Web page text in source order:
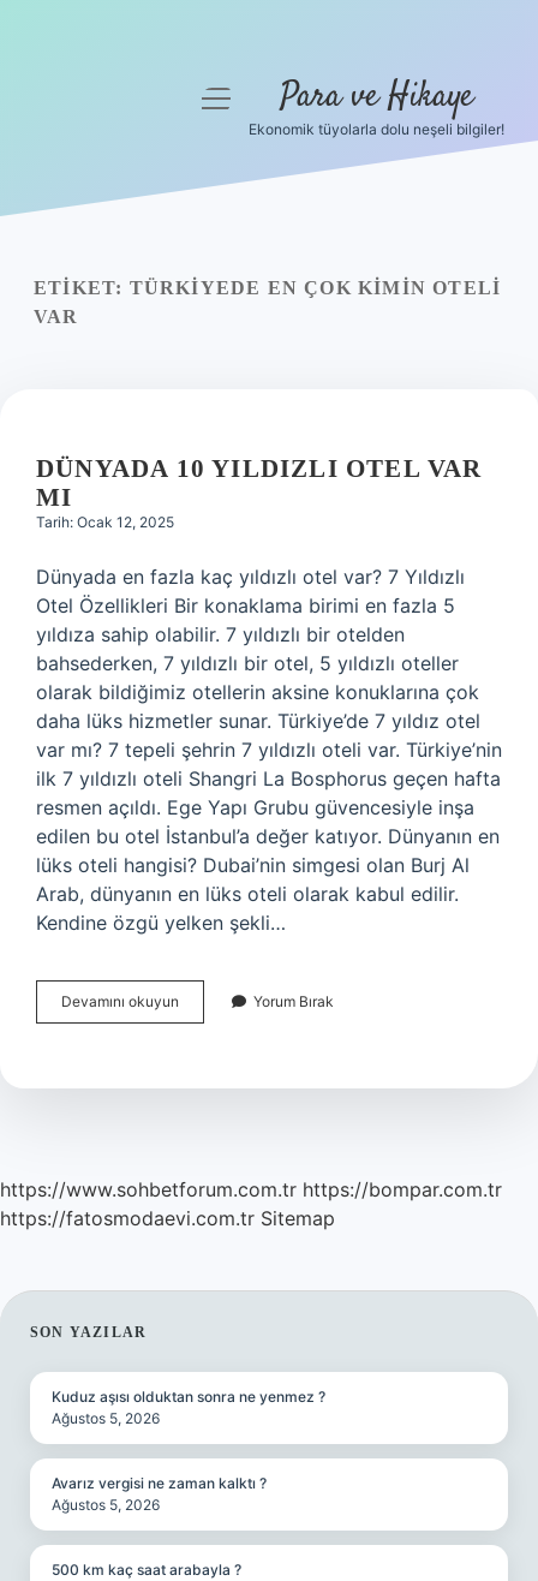
Yasal Uyarı
menüyü
Para ve Hikaye
Ekonomik tüyolarla dolu neşeli bilgiler!
ETIKET: TÜRKIYEDE EN ÇOK KIMIN OTELI
VAR
DÜNYADA 10 YILDIZLI OTEL VAR
MI
Tarih: Ocak 12, 2025
Dünyada en fazla kaç yıldızlı otel var? 7 Yıldızlı
Otel Özellikleri Bir konaklama birimi en fazla 5
yıldıza sahip olabilir. 7 yıldızlı bir otelden
bahsederken, 7 yıldızlı bir otel, 5 yıldızlı oteller
olarak bildiğimiz otellerin aksine konuklarına çok
daha lüks hizmetler sunar. Türkiye’de 7 yıldız otel
var mı? 7 tepeli şehrin 7 yıldızlı oteli var. Türkiye’nin
ilk 7 yıldızlı oteli Shangri La Bosphorus geçen hafta
resmen açıldı. Ege Yapı Grubu güvencesiyle inşa
edilen bu otel İstanbul’a değer katıyor. Dünyanın en
lüks oteli hangisi? Dubai’nin simgesi olan Burj Al
Arab, dünyanın en lüks oteli olarak kabul edilir.
Kendine özgü yelken şekli…
Devamını okuyun Dünyada
10
Var
Yorum Bırak
https://www.sohbetforum.com.tr https://bompar.com.tr
https://fatosmodaevi.com.tr Sitemap
SIDEBAR
SON YAZILAR
Kuduz aşısı olduktan sonra ne yenmez ?
Ağustos 5, 2026
Avarız vergisi ne zaman kalktı ?
Ağustos 5, 2026
500 km kaç saat arabayla ?